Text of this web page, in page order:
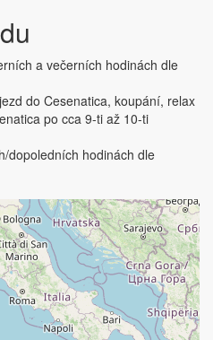
a večerních hodinách dle
do Cesenatica, koupání, relax
po cca 9-ti až 10-ti
dopoledních hodinách dle